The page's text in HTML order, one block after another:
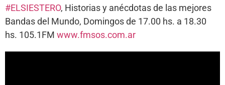
#ELSIESTERO, Historias y anécdotas de las mejores
Bandas del Mundo, Domingos de 17.00 hs. a 18.30
hs. 105.1FM www.fmsos.com.ar